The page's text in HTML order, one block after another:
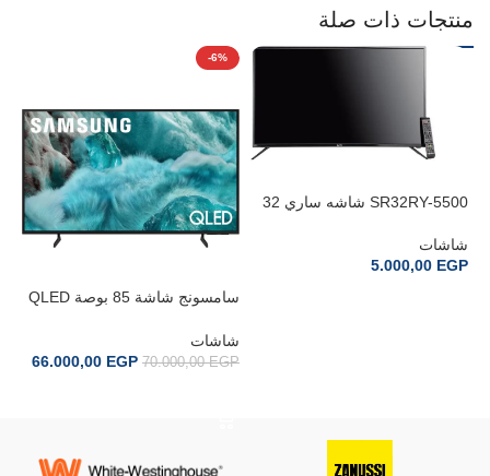
منتجات ذات صلة
SR32RY-5500 شاشه ساري 32
شاشات
5.000,00 EGP
-6%
سامسونج شاشة 85 بوصة QLED
شاشات
70.000,00EGP
66.000,00 EGP